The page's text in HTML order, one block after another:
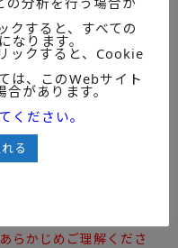
もしくはダウンロードリ
いただきます。※圧縮
可である環境の場合
縮ファイル受信不可」
。
電子ファイルを分割し
ください。
らかじめご理解くださ
クすると、すべての
なります。
ックすると、Cookie
は、このWebサイト
合があります。
ください。
る